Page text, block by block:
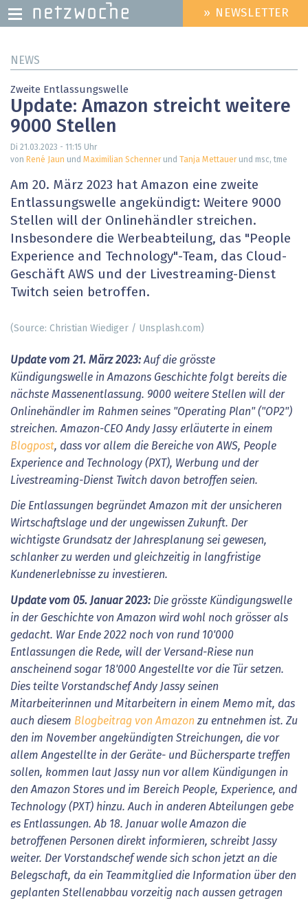
zum
HEADER
MENU
» NEWSLETTER
NEWS
Zweite Entlassungswelle
Update: Amazon streicht weitere
9000 Stellen
Di 21.03.2023 - 11:15 Uhr
von René Jaun und Maximilian Schennerund Tanja Mettauerund msc, tme
Am 20. März 2023 hat Amazon eine zweite
Entlassungswelle angekündigt: Weitere 9000
Stellen will der Onlinehändler streichen.
Insbesondere die Werbeabteilung, das "People
Experience and Technology"-Team, das Cloud-
Geschäft AWS und der Livestreaming-Dienst
Twitch seien betroffen.
(Source: Christian Wiediger / Unsplash.com)
Update vom 21. März 2023: Auf die grösste
Kündigungswelle in Amazons Geschichte folgt bereits die
nächste Massenentlassung. 9000 weitere Stellen will der
Onlinehändler im Rahmen seines "Operating Plan" ("OP2")
streichen. Amazon-CEO Andy Jassy erläuterte in einem
Blogpost, dass vor allem die Bereiche von AWS, People
Experience and Technology (PXT), Werbung und der
Livestreaming-Dienst Twitch davon betroffen seien.
Die Entlassungen begründet Amazon mit der unsicheren
Wirtschaftslage und der ungewissen Zukunft. Der
wichtigste Grundsatz der Jahresplanung sei gewesen,
schlanker zu werden und gleichzeitig in langfristige
Kundenerlebnisse zu investieren.
Update vom 05. Januar 2023: Die grösste Kündigungswelle
in der Geschichte von Amazon wird wohl noch grösser als
gedacht. War Ende 2022 noch von rund 10'000
Entlassungen die Rede, will der Versand-Riese nun
anscheinend sogar 18'000 Angestellte vor die Tür setzen.
Dies teilte Vorstandschef Andy Jassy seinen
Mitarbeiterinnen und Mitarbeitern in einem Memo mit, das
auch diesem Blogbeitrag von Amazon zu entnehmen ist. Zu
den im November angekündigten Streichungen, die vor
allem Angestellte in der Geräte- und Büchersparte treffen
sollen, kommen laut Jassy nun vor allem Kündigungen in
den Amazon Stores und im Bereich People, Experience, and
Technology (PXT) hinzu. Auch in anderen Abteilungen gebe
es Entlassungen. Ab 18. Januar wolle Amazon die
betroffenen Personen direkt informieren, schreibt Jassy
weiter. Der Vorstandschef wende sich schon jetzt an die
Belegschaft, da ein Teammitglied die Information über den
geplanten Stellenabbau vorzeitig nach aussen getragen